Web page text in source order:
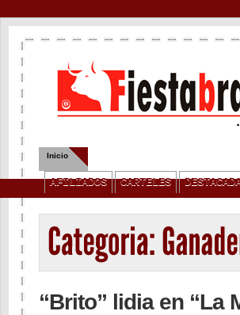
Inicio
AFILIADOS CARTELES
“Brito” lidia en “La